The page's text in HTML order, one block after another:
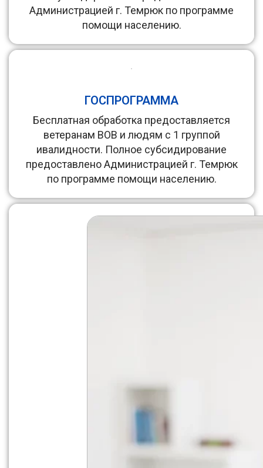
Администрацией г. Темрюк по программе
помощи населению.
ГОСПРОГРАММА
Бесплатная обработка предоставляется
ветеранам ВОВ и людям с 1 группой
ивалидности. Полное субсидирование
предоставлено Администрацией г. Темрюк
по программе помощи населению.